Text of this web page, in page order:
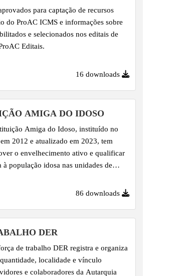
para captação de recursos
do ProAC ICMS e informações sobre
e selecionados nos editais de
Editais.
16 downloads
AMIGA DO IDOSO
Amiga do Idoso, instituído no
2012 e atualizado em 2023, tem
o envelhecimento ativo e qualificar
à população idosa nas unidades de
da Organização Mundial da
Desenvolvimento Sustentável e à
e para a promoção de um
86 downloads
DER
de trabalho DER registra e organiza
localidade e vínculo
e colaboradores da Autarquia